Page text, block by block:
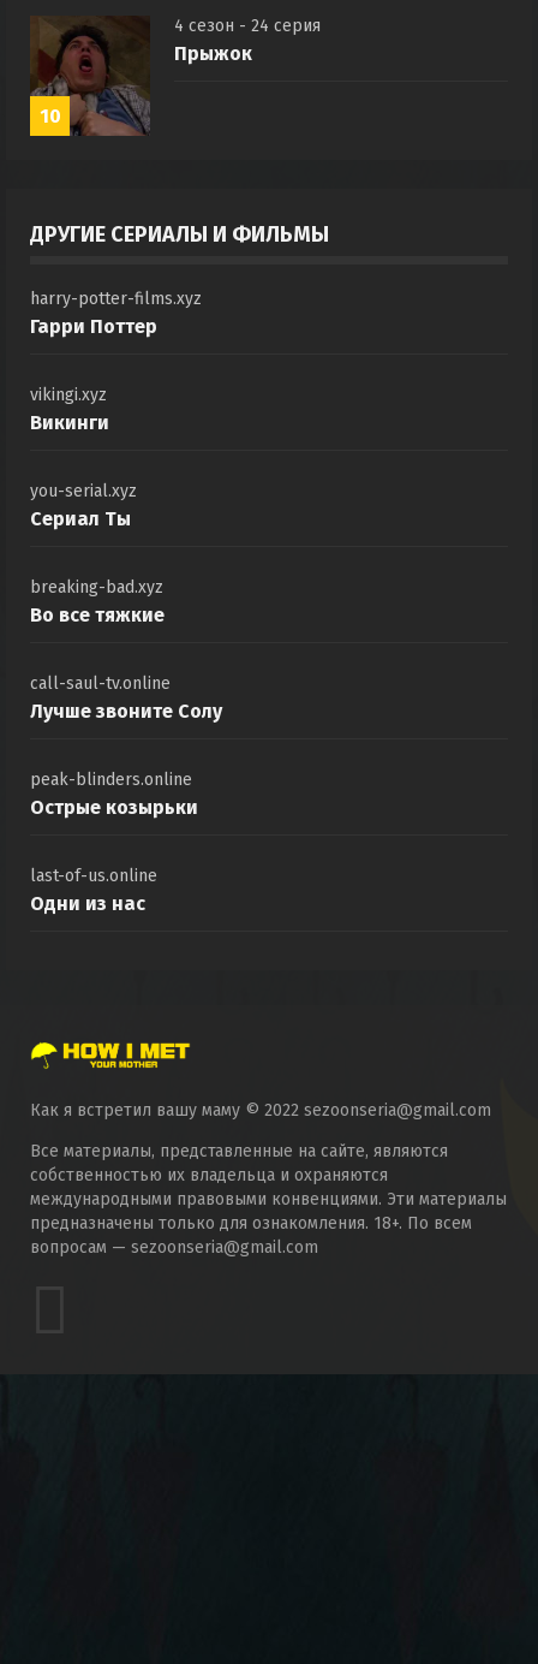
10
4 сезон - 24 серия
Прыжок
ДРУГИЕ СЕРИАЛЫ И ФИЛЬМЫ
harry-potter-films.xyz
Гарри Поттер
vikingi.xyz
Викинги
you-serial.xyz
Сериал Ты
breaking-bad.xyz
Во все тяжкие
call-saul-tv.online
Лучше звоните Солу
peak-blinders.online
Острые козырьки
last-of-us.online
Одни из нас
Как я встретил вашу маму © 2022 sezoonseria@gmail.com
Все материалы, представленные на сайте, являются
собственностью их владельца и охраняются
международными правовыми конвенциями. Эти материалы
предназначены только для ознакомления. 18+. По всем
вопросам — sezoonseria@gmail.com